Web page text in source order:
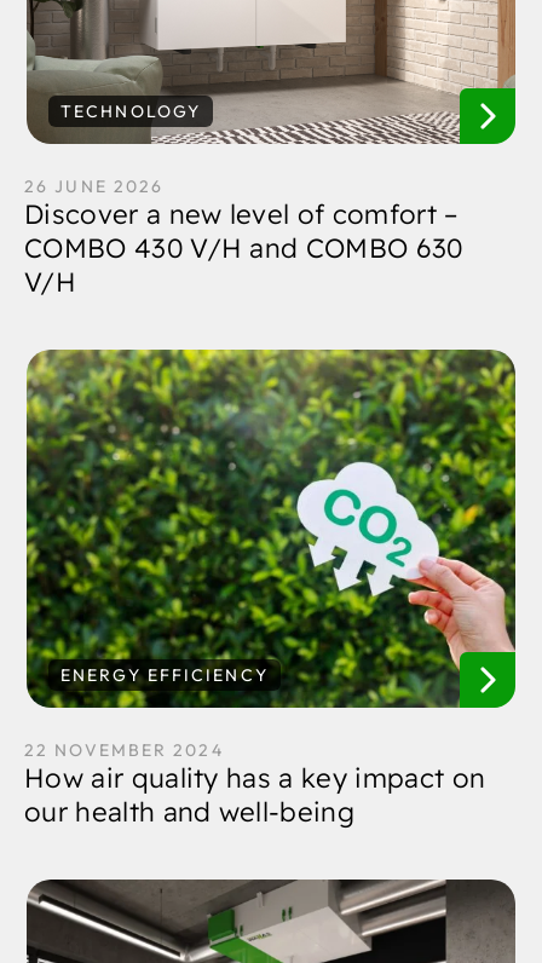
TECHNOLOGY
26 JUNE 2026
Discover a new level of comfort –
COMBO 430 V/H and COMBO 630
V/H
ENERGY EFFICIENCY
22 NOVEMBER 2024
How air quality has a key impact on
our health and well-being